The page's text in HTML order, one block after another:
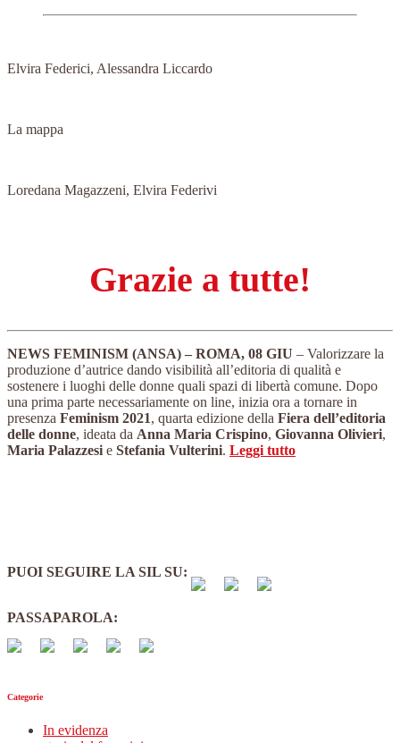
Elvira Federici, Alessandra Liccardo
La mappa
Loredana Magazzeni, Elvira Federivi
Grazie a tutte!
NEWS FEMINISM (ANSA) – ROMA, 08 GIU – Valorizzare la
produzione d’autrice dando visibilità all’editoria di qualità e
sostenere i luoghi delle donne quali spazi di libertà comune. Dopo
una prima parte necessariamente on line, inizia ora a tornare in
presenza Feminism 2021, quarta edizione della Fiera dell’editoria
delle donne, ideata da Anna Maria Crispino, Giovanna Olivieri,
Maria Palazzesi e Stefania Vulterini. Leggi tutto
PUOI SEGUIRE LA SIL SU:
PASSAPAROLA:
Categorie
In evidenza